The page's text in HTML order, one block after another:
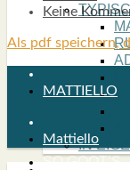
IN
SO GOOT’S
Keine
Als pdf speichern,
MATTIELLO
Mattiello